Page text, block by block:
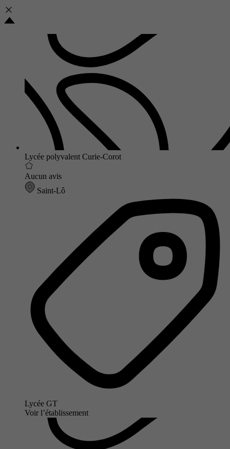
Lycée polyvalent Curie-Corot
Aucun avis
Saint-Lô
Lycée GT
Voir l’établissement